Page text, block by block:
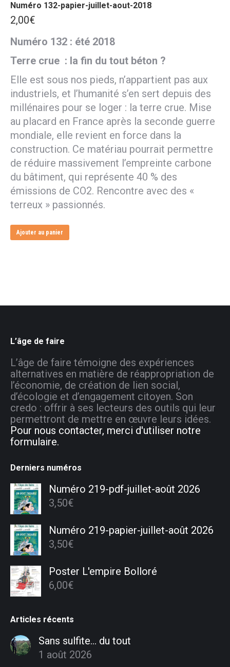
Numéro 132-papier-juillet-aout-2018
2,00€
Numéro 132 : été 2018
Terre crue : la fin du tout béton ?
Elle est sous nos pieds, n’appartient pas aux
industriels, et l’humanité s’en sert depuis des
millénaires pour se loger : la terre crue. Mise
au placard en France après la seconde guerre
mondiale, elle revient en force dans la
construction. Ce matériau pourrait permettre
de réduire massivement l’empreinte carbone
du bâtiment, qui représente 40 % des
émissions de CO2. Rencontre avec des «
terreux » passionnés.
Ajouter au panier
L’âge de faire
L’âge de faire témoigne des expériences
alternatives en matière de réappropriation de
l’économie, de création de lien social,
d’écologie et d’engagement citoyen. Son
credo : offrir à ses lecteurs des outils qui leur
permettront de mettre en œuvre leurs idées.
Pour nous contacter, merci d'utiliser notre
formulaire.
Derniers numéros
Numéro 219-pdf-juillet-août 2026
3,50€
Numéro 219-papier-juillet-août 2026
3,50€
Poster L'empire Bolloré
6,00€
Articles récents
Sans sulfite… du tout
1 août 2026